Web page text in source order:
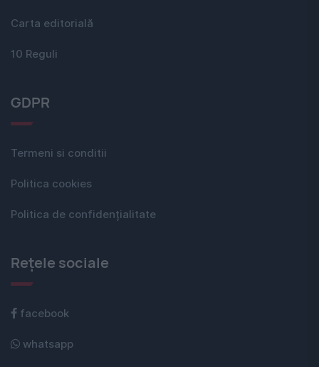
Carta editorială
10 Reguli
GDPR
Termeni si conditii
Politica cookies
Politica de confidențialitate
Rețele sociale
facebook
whatsapp